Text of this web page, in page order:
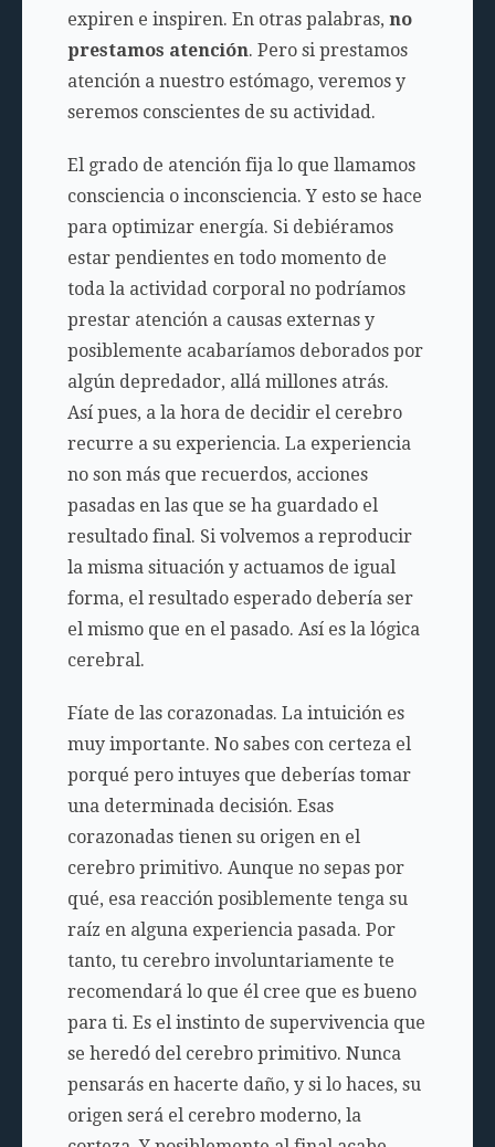
expiren e inspiren. En otras palabras, no
prestamos atención. Pero si prestamos
atención a nuestro estómago, veremos y
seremos conscientes de su actividad.
El grado de atención fija lo que llamamos
consciencia o inconsciencia. Y esto se hace
para optimizar energía. Si debiéramos
estar pendientes en todo momento de
toda la actividad corporal no podríamos
prestar atención a causas externas y
posiblemente acabaríamos deborados por
algún depredador, allá millones atrás.
Así pues, a la hora de decidir el cerebro
recurre a su experiencia. La experiencia
no son más que recuerdos, acciones
pasadas en las que se ha guardado el
resultado final. Si volvemos a reproducir
la misma situación y actuamos de igual
forma, el resultado esperado debería ser
el mismo que en el pasado. Así es la lógica
cerebral.
Fíate de las corazonadas. La intuición es
muy importante. No sabes con certeza el
porqué pero intuyes que deberías tomar
una determinada decisión. Esas
corazonadas tienen su origen en el
cerebro primitivo. Aunque no sepas por
qué, esa reacción posiblemente tenga su
raíz en alguna experiencia pasada. Por
tanto, tu cerebro involuntariamente te
recomendará lo que él cree que es bueno
para ti. Es el instinto de supervivencia que
se heredó del cerebro primitivo. Nunca
pensarás en hacerte daño, y si lo haces, su
origen será el cerebro moderno, la